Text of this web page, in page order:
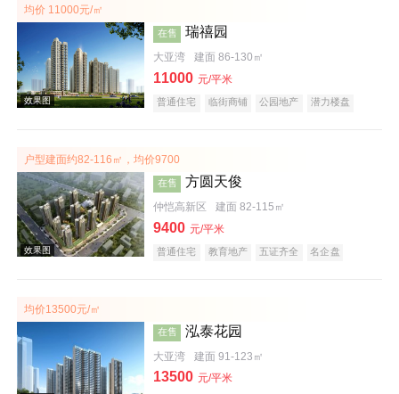
效果图
效果图
均价 11000元/㎡
在售 瑞禧园
大亚湾 建面 86-130㎡
11000 元/平米
普通住宅 临街商铺 公园地产
潜力楼盘
户型建面约82-116㎡，均价9700
在售 方圆天俊
仲恺高新区 建面 82-115㎡
9400 元/平米
普通住宅 教育地产 五证齐全 名企盘
均价13500元/㎡
在售 泓泰花园
大亚湾 建面 91-123㎡
13500 元/平米